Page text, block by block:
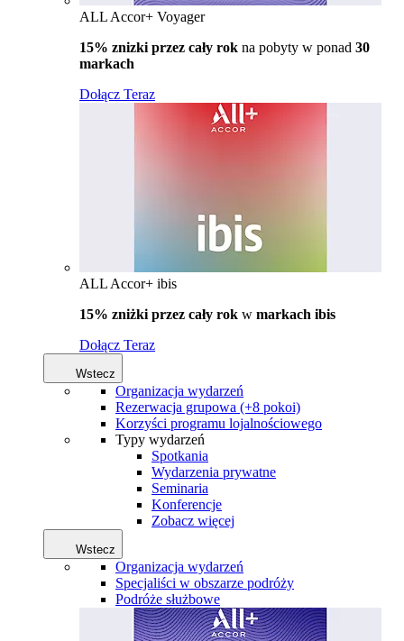
ALL Accor+ Voyager
15% znizki przez cały rok na pobyty w ponad 30
markach
Dołącz Teraz
ALL Accor+ ibis
15% zniżki przez cały rok w markach ibis
Dołącz Teraz
Wstecz
Organizacja wydarzeń
Rezerwacja grupowa (+8 pokoi)
Korzyści programu lojalnościowego
Typy wydarzeń
Spotkania
Wydarzenia prywatne
Seminaria
Konferencje
Zobacz więcej
Wstecz
Organizacja wydarzeń
Specjaliści w obszarze podróży
Podróże służbowe